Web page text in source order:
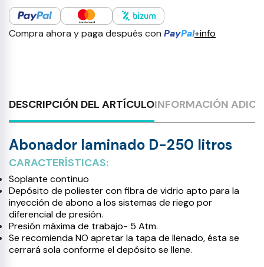
Compra ahora y paga después con PayPal+info
DESCRIPCIÓN DEL ARTÍCULOINFORMACIÓN
Abonador laminado D-250 litros
CARACTERÍSTICAS:
Soplante continuo
Depósito de poliester con fibra de vidrio apto para la
inyección de abono a los sistemas de riego por
diferencial de presión.
Presión máxima de trabajo- 5 Atm.
Se recomienda NO apretar la tapa de llenado, ésta se
cerrará sola conforme el depósito se llene.